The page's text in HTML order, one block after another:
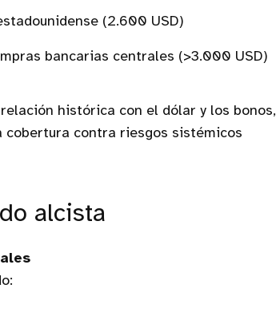
(2.600 USD)
bancarias centrales (>3.000 USD)
histórica con el dólar y los bonos,
contra riesgos sistémicos
alcista